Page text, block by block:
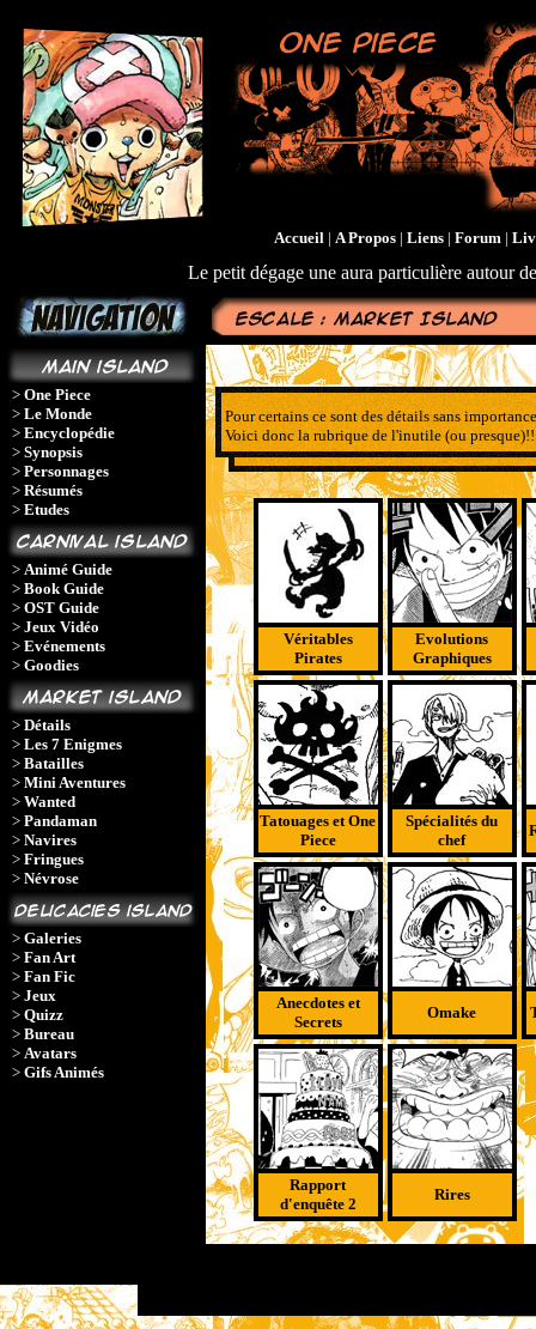
Accueil | A Propos | Liens | Forum |
Le petit dégage une aura particulière autour
> One Piece
> Le Monde
> Encyclopédie
> Synopsis
> Personnages
> Résumés
> Etudes
> Animé Guide
> Book Guide
> OST Guide
> Jeux Vidéo
> Evénements
> Goodies
> Détails
> Les 7 Enigmes
> Batailles
> Mini Aventures
> Wanted
> Pandaman
> Navires
> Fringues
> Névrose
> Galeries
> Fan Art
> Fan Fic
> Jeux
> Quizz
> Bureau
> Avatars
> Gifs Animés
Pour certains ce sont des détails sans
Voici donc la rubrique de l'inutile (ou
Véritables
Pirates
Evolutions
Graphiques
Tatouages et One
Piece
Spécialités du
chef
Anecdotes et
Secrets
Omake
Rapport
d'enquête 2
Rires